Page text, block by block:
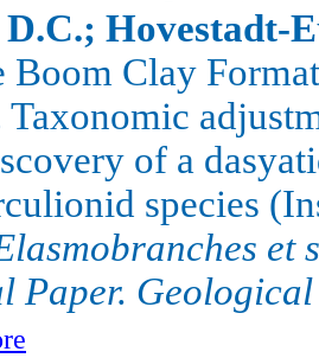
Hovestadt-
Boom Clay
of a
species
et
Paper.